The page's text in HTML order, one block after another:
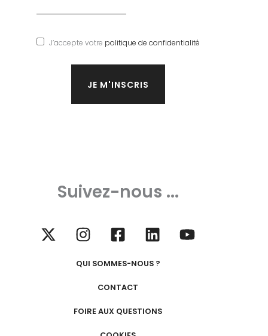
J’accepte votre politique de confidentialité
Suivez-nous ...
QUI SOMMES-NOUS ?
CONTACT
FOIRE AUX QUESTIONS